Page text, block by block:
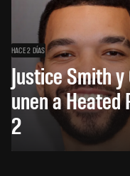
HACE 2 DÍAS
Justice Smith
unen a Heated
2